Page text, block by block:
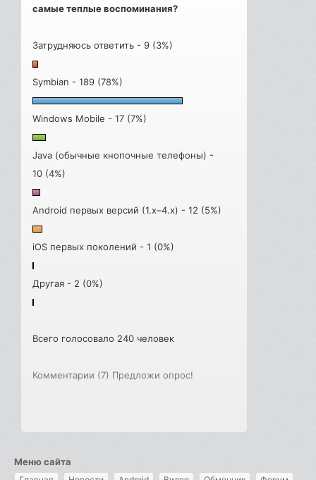
самые теплые воспоминания?
Затрудняюсь ответить - 9 (3%)
Symbian - 189 (78%)
Windows Mobile - 17 (7%)
Java (обычные кнопочные телефоны) -
10 (4%)
Android первых версий (1.x–4.x) - 12 (5%)
iOS первых поколений - 1 (0%)
Другая - 2 (0%)
Всего голосовало 240 человек
Комментарии (7) Предложи опрос!
Меню сайта